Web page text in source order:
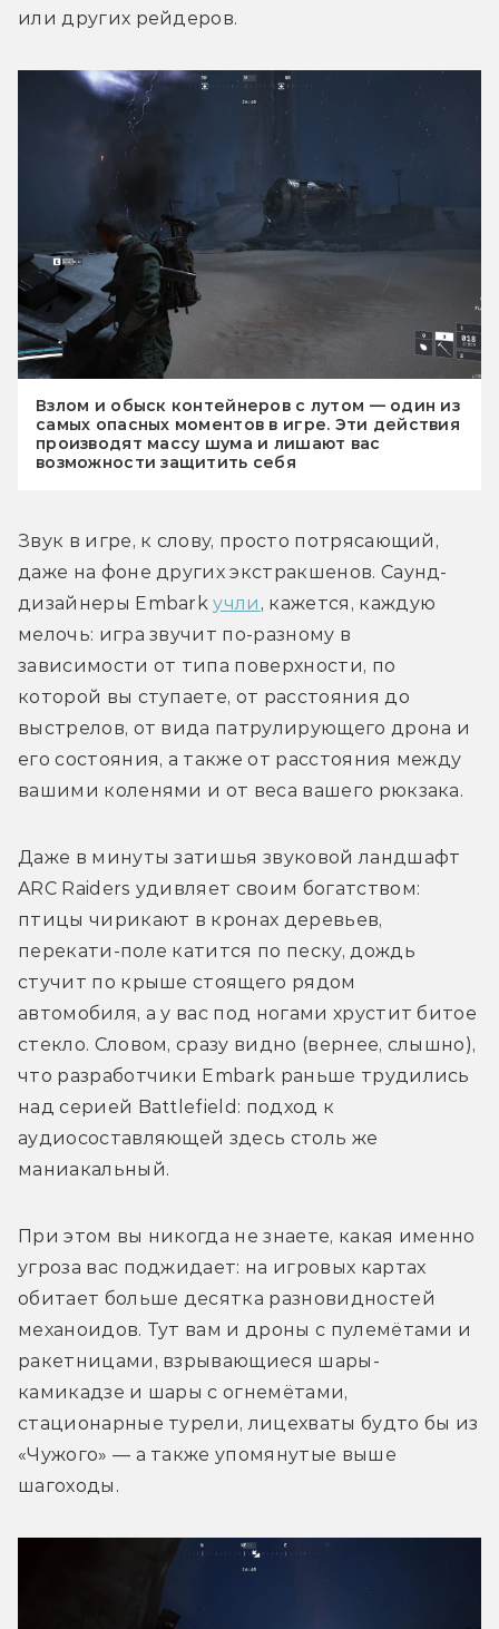
или других рейдеров.
Взлом и обыск контейнеров с лутом — один из
самых опасных моментов в игре. Эти действия
производят массу шума и лишают вас
возможности защитить себя
Звук в игре, к слову, просто потрясающий,
даже на фоне других экстракшенов. Саунд-
дизайнеры Embark учли , кажется, каждую
мелочь: игра звучит по-разному в
зависимости от типа поверхности, по
которой вы ступаете, от расстояния до
выстрелов, от вида патрулирующего дрона и
его состояния, а также от расстояния между
вашими коленями и от веса вашего рюкзака.
Даже в минуты затишья звуковой ландшафт
ARC Raiders удивляет своим богатством:
птицы чирикают в кронах деревьев,
перекати-поле катится по песку, дождь
стучит по крыше стоящего рядом
автомобиля, а у вас под ногами хрустит битое
стекло. Словом, сразу видно (вернее, слышно),
что разработчики Embark раньше трудились
над серией Battlefield: подход к
аудиосоставляющей здесь столь же
маниакальный.
При этом вы никогда не знаете, какая именно
угроза вас поджидает: на игровых картах
обитает больше десятка разновидностей
механоидов. Тут вам и дроны с пулемётами и
ракетницами, взрывающиеся шары-
камикадзе и шары с огнемётами,
стационарные турели, лицехваты будто бы из
«Чужого» — а также упомянутые выше
шагоходы.